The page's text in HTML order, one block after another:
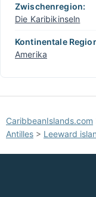
Zwischenregion:
Die Karibikinseln
Kontinentale
Amerika
CaribbeanIslands.com
Antilles > Leeward